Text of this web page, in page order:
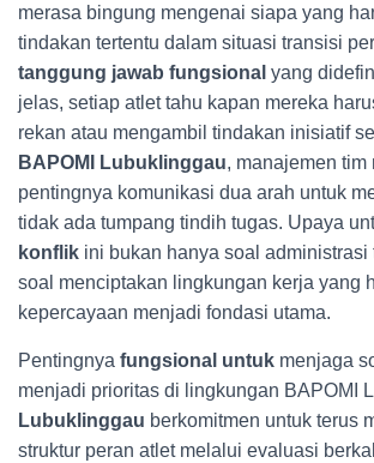
merasa bingung mengenai siapa yang
tindakan tertentu dalam situasi transisi
tanggung jawab fungsional yang
jelas, setiap atlet tahu kapan mereka
rekan atau mengambil tindakan inisiatif
BAPOMI Lubuklinggau, manajemen tim
pentingnya komunikasi dua arah untuk
tidak ada tumpang tindih tugas. Upaya
konflik ini bukan hanya soal administrasi
soal menciptakan lingkungan kerja yang
kepercayaan menjadi fondasi utama.
Pentingnya fungsional untuk menjaga
menjadi prioritas di lingkungan BAPOMI
Lubuklinggau berkomitmen untuk terus
struktur peran atlet melalui evaluasi